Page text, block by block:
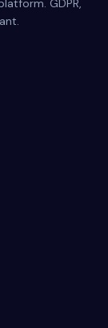
GDPR,